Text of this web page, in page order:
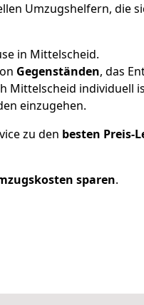
Umzugshelfern, die
in Mittelscheid.
Gegenständen, das
Mittelscheid individuell
einzugehen.
zu den besten Preis-
sparen.